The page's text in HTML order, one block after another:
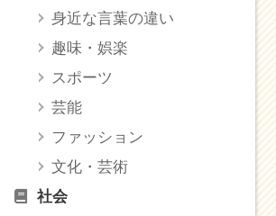
身近な言葉の違い
趣味・娯楽
スポーツ
芸能
ファッション
文化・芸術
社会